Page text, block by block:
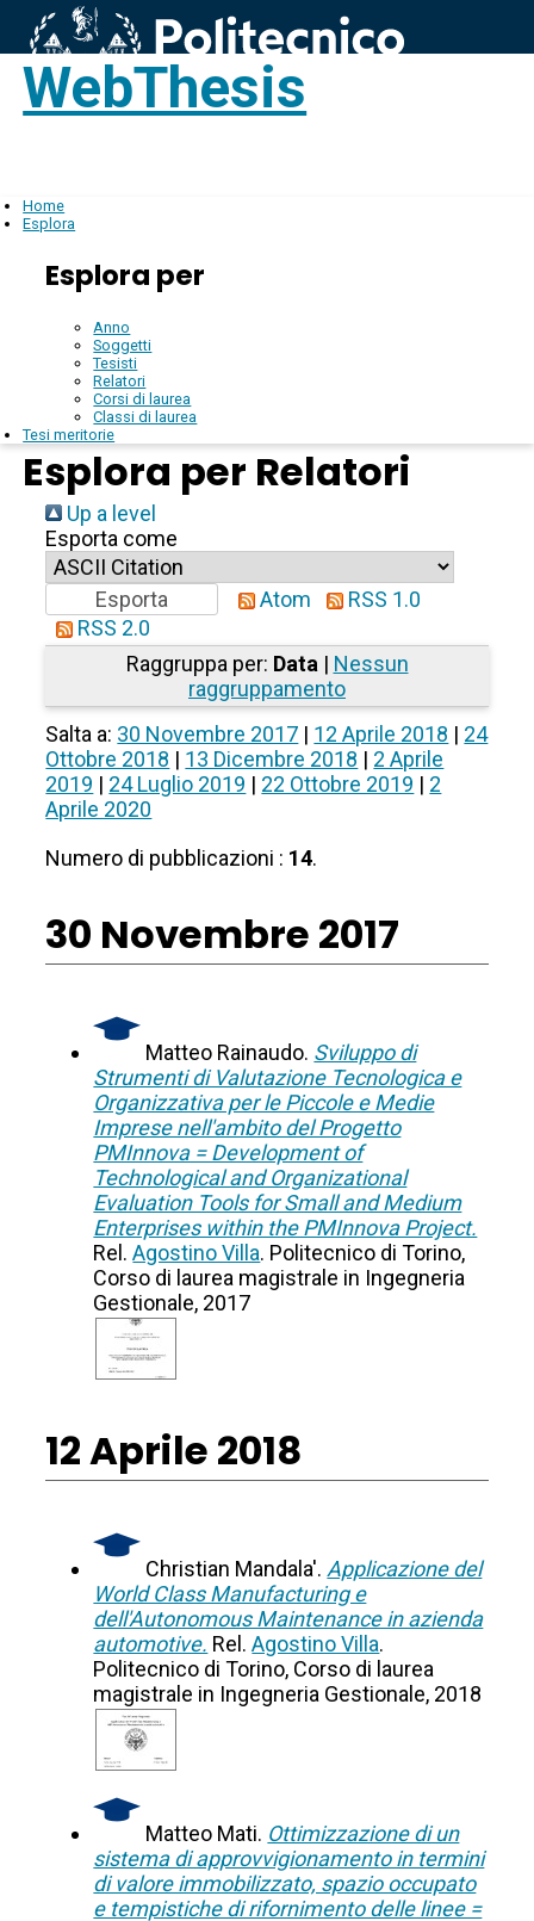
WebThesis
Home
Esplora
Esplora per
Anno
Soggetti
Tesisti
Relatori
Corsi di laurea
Classi di laurea
Tesi meritorie
Esplora per Relatori
Up a level
Esporta come
Atom
RSS 1.0
RSS 2.0
Raggruppa per: Data| Nessun
raggruppamento
Salta a: 30 Novembre 2017 | 12 Aprile 2018 | 24
Ottobre 2018 | 13 Dicembre 2018 | 2 Aprile
2019 | 24 Luglio 2019 | 22 Ottobre 2019 | 2
Aprile 2020
Numero di pubblicazioni : 14.
30 Novembre 2017
Matteo Rainaudo. Sviluppo di
Strumenti di Valutazione Tecnologica e
Organizzativa per le Piccole e Medie
Imprese nell'ambito del Progetto
PMInnova = Development of
Technological and Organizational
Evaluation Tools for Small and Medium
Enterprises within the PMInnova Project.
Rel.Agostino Villa. Politecnico di Torino,
Corso di laurea magistrale in Ingegneria
Gestionale, 2017
12 Aprile 2018
Christian Mandala'. Applicazione del
World Class Manufacturing e
dell'Autonomous Maintenance in azienda
automotive. Rel.Agostino Villa.
Politecnico di Torino, Corso di laurea
magistrale in Ingegneria Gestionale, 2018
Matteo Mati. Ottimizzazione di un
sistema di approvvigionamento in termini
di valore immobilizzato, spazio occupato
e tempistiche di rifornimento delle linee =